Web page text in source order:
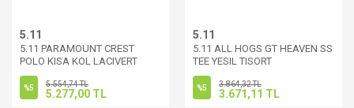
5.11
5.11 PARAMOUNT CREST
POLO KISA KOL LACIVERT
TISORT
%5 5.554,74 TL
5.277,00 TL
5.11
5.11 ALL HOGS GT HEAVEN SS
TEE YESIL TISORT
%5 3.864,32 TL
3.671,11 TL